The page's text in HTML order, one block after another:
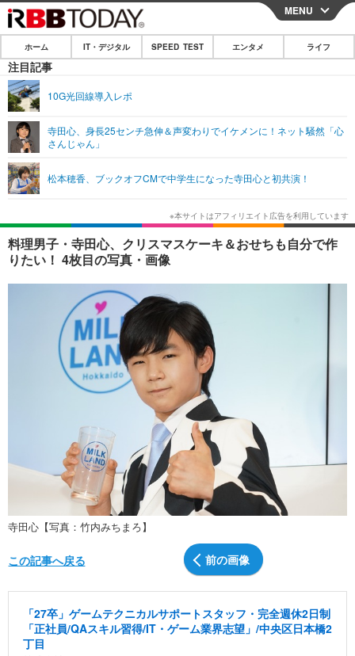
CLOSE
ホーム
IT・デジタル
ネタ
ショッピング その他
SPEED TEST
エンタメ
エンタメTOP 映画・ドラマ
韓国・芸能
音楽 スポーツ
ショッピング
ライフ
ライフTOP グルメ
ペット ショッピング
その他
リリース一覧
プッシュ通知の停止方法
MENU
ホーム IT・デジタル SPEED TEST エンタメ ライフ
注目記事
10G光回線導入レポ
寺田心、身長25センチ急伸＆声変わりでイケメンに！ネット騒然「心
さんじゃん」
松本穂香、ブックオフCMで中学生になった寺田心と初共演！
料理男子・寺田心、クリスマスケーキ＆おせちも自分で作
りたい！ 4枚目の写真・画像
寺田心【写真：竹内みちまろ】
前の画像
この記事へ戻る
「27卒」ゲームテクニカルサポートスタッフ・完全週休2日制
「正社員/QAスキル習得/IT・ゲーム業界志望」/中央区日本橋2
丁目